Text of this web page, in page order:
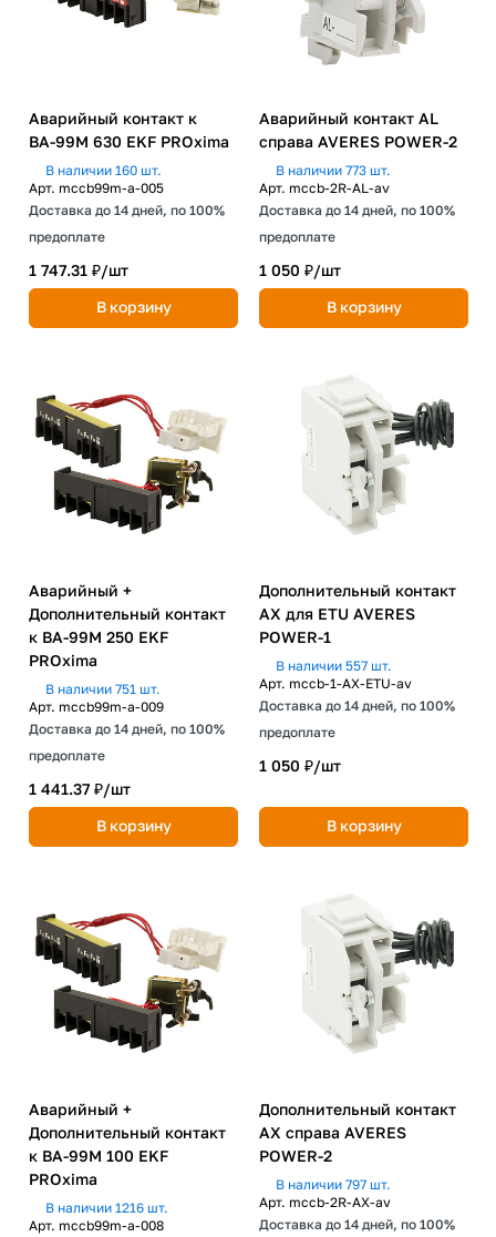
Аварийный контакт к
ВА-99М 630 EKF PROxima
В наличии 160 шт.
Арт. mccb99m-a-005
Доставка до 14 дней, по 100%
предоплате
1 747.31 ₽/шт
В корзину
Аварийный контакт AL
справа AVERES POWER-2
В наличии 773 шт.
Арт. mccb-2R-AL-av
Доставка до 14 дней, по 100%
предоплате
1 050 ₽/шт
В корзину
Аварийный +
Дополнительный контакт
к ВА-99М 250 EKF
PROxima
В наличии 751 шт.
Арт. mccb99m-a-009
Доставка до 14 дней, по 100%
предоплате
1 441.37 ₽/шт
В корзину
Дополнительный контакт
AX для ETU AVERES
POWER-1
В наличии 557 шт.
Арт. mccb-1-AX-ETU-av
Доставка до 14 дней, по 100%
предоплате
1 050 ₽/шт
В корзину
Аварийный +
Дополнительный контакт
к ВА-99М 100 EKF
PROxima
В наличии 1216 шт.
Арт. mccb99m-a-008
Дополнительный контакт
AX справа AVERES
POWER-2
В наличии 797 шт.
Арт. mccb-2R-AX-av
Доставка до 14 дней, по 100%